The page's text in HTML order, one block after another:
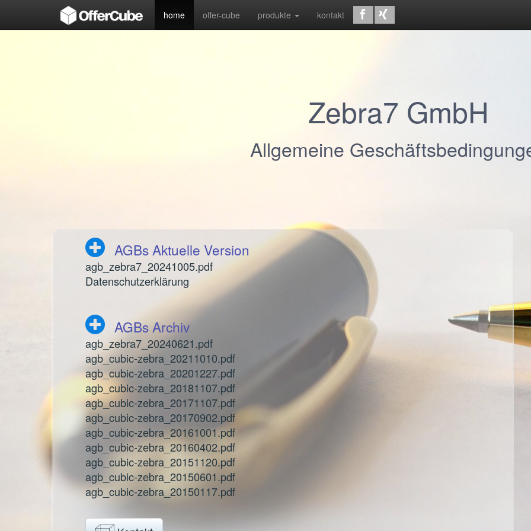
home offer-cube produkte kontakt
Zebra7 GmbH
Allgemeine
AGBs Aktuelle Version
agb_zebra7_20241005.pdf
Datenschutzerklärung
AGBs Archiv
agb_zebra7_20240621.pdf
agb_cubic-zebra_20211010.pdf
agb_cubic-zebra_20201227.pdf
agb_cubic-zebra_20181107.pdf
agb_cubic-zebra_20171107.pdf
agb_cubic-zebra_20170902.pdf
agb_cubic-zebra_20161001.pdf
agb_cubic-zebra_20160402.pdf
agb_cubic-zebra_20151120.pdf
agb_cubic-zebra_20150601.pdf
agb_cubic-zebra_20150117.pdf